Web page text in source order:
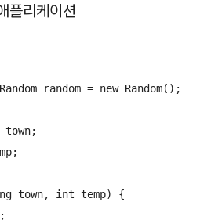
플리케이션
random = new Random();
town;
town, int temp) {